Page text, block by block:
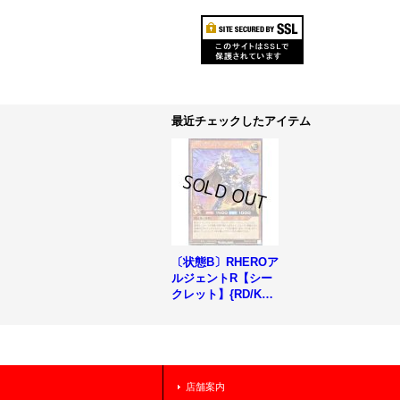
最近チェックしたアイテム
〔状態B〕RHEROア
ルジェントR【シー
クレット】{RD/KP2
店舗案内